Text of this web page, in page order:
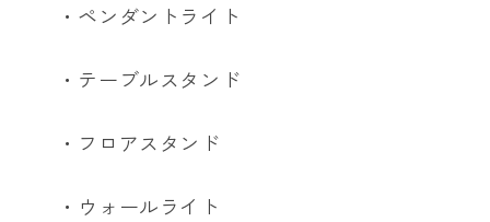
・ペンダントライト
・テーブルスタンド
・フロアスタンド
・ウォールライト